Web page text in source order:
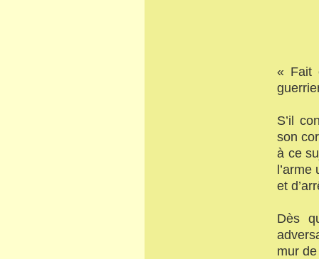
« Fait
S’il
son
à ce
l’arme
et
Dès
mur